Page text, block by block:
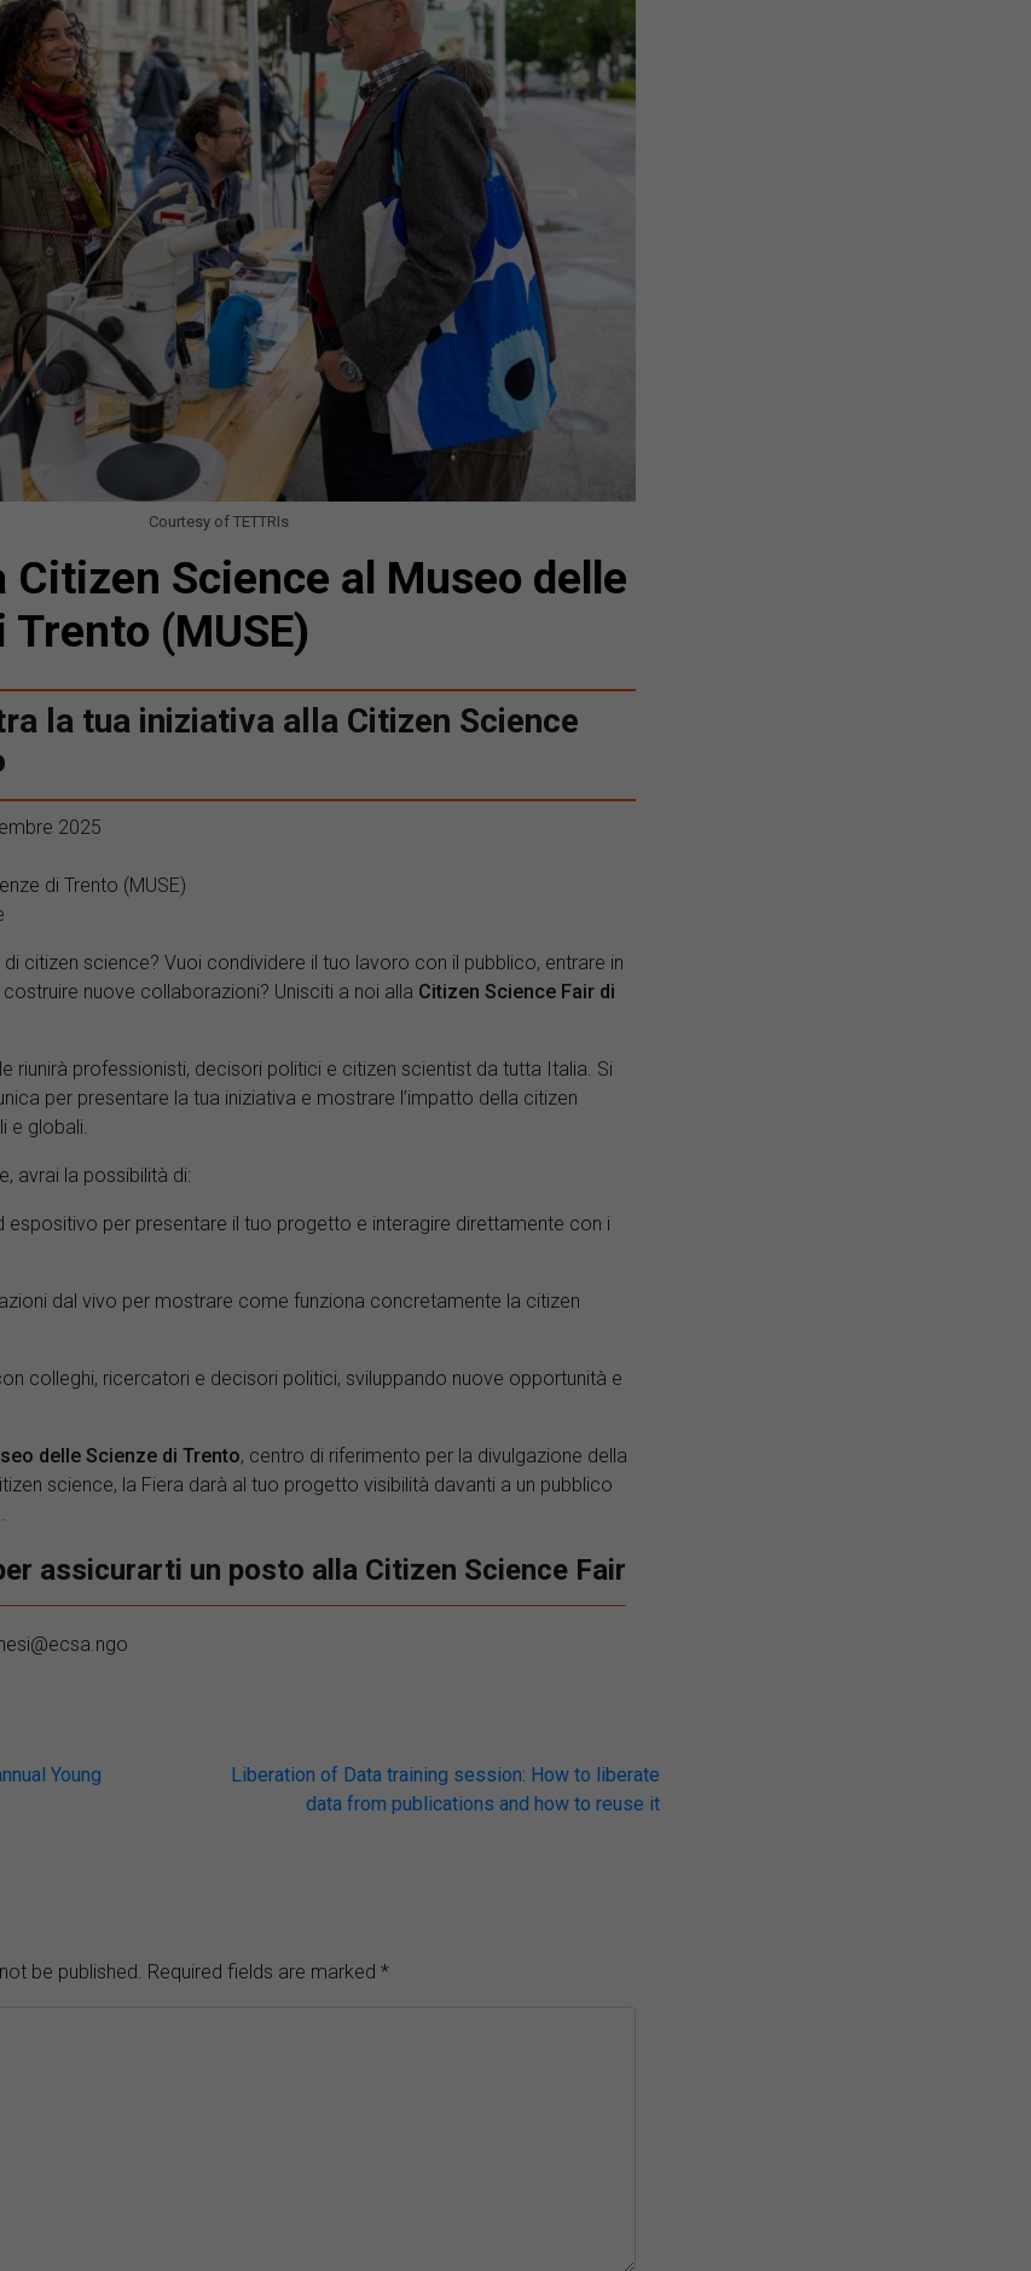
Courtesy of TETTRIs
Citizen Science al Museo delle
Trento (MUSE)
la tua iniziativa alla Citizen Science
2025
di Trento (MUSE)
citizen science? Vuoi condividere il tuo lavoro con il pubblico, entrare in
nuove collaborazioni? Unisciti a noi alla Citizen Science Fair di
riunirà professionisti, decisori politici e citizen scientist da tutta Italia. Si
per presentare la tua iniziativa e mostrare l’impatto della citizen
e globali.
avrai la possibilità di:
espositivo per presentare il tuo progetto e interagire direttamente con i
dal vivo per mostrare come funziona concretamente la citizen
colleghi, ricercatori e decisori politici, sviluppando nuove opportunità e
delle Scienze di Trento, centro di riferimento per la divulgazione della
science, la Fiera darà al tuo progetto visibilità davanti a un pubblico
assicurarti un posto alla Citizen Science Fair
Young
Liberation of Data training session: How to liberate
data from publications and how to reuse it
be published. Required fields are marked *